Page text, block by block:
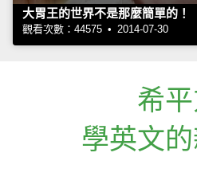
大胃王的世界不是那麼簡單的！
觀看次數：44575 • 2014-07-30
希
學英文